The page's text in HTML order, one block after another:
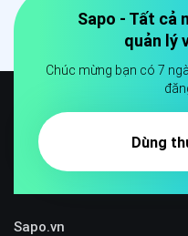
Sapo - Tất cả
quản lý
Chúc mừng bạn có 7
Dùng
Sapo.vn